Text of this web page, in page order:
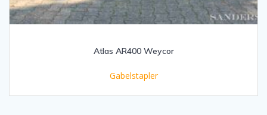
Atlas AR400 Weycor
Gabelstapler